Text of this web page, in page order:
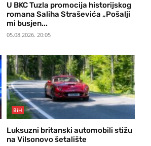
U BKC Tuzla promocija historijskog
romana Saliha Straševića „Pošalji
mi busjen...
05.08.2026. 20:05
BiH
Luksuzni britanski automobili stižu
na Vilsonovo šetalište